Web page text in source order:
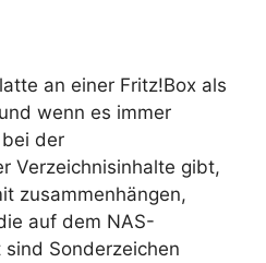
an einer Fritz!Box als
wenn es immer
der
Verzeichnisinhalte gibt,
zusammenhängen,
auf dem NAS-
Sonderzeichen